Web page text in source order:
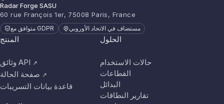
Radar Forge SASU
60 rue François 1er, 75008 Paris, France
متوافق مع GDPR مستضاف في الاتحاد الأوروبي
المنتج
وثائق API ↗
صفحة الحالة ↗
قاعدة بيانات التسريبات
الحلول
حالات الاستخدام
القطاعات
البدائل
تقارير النطاقات